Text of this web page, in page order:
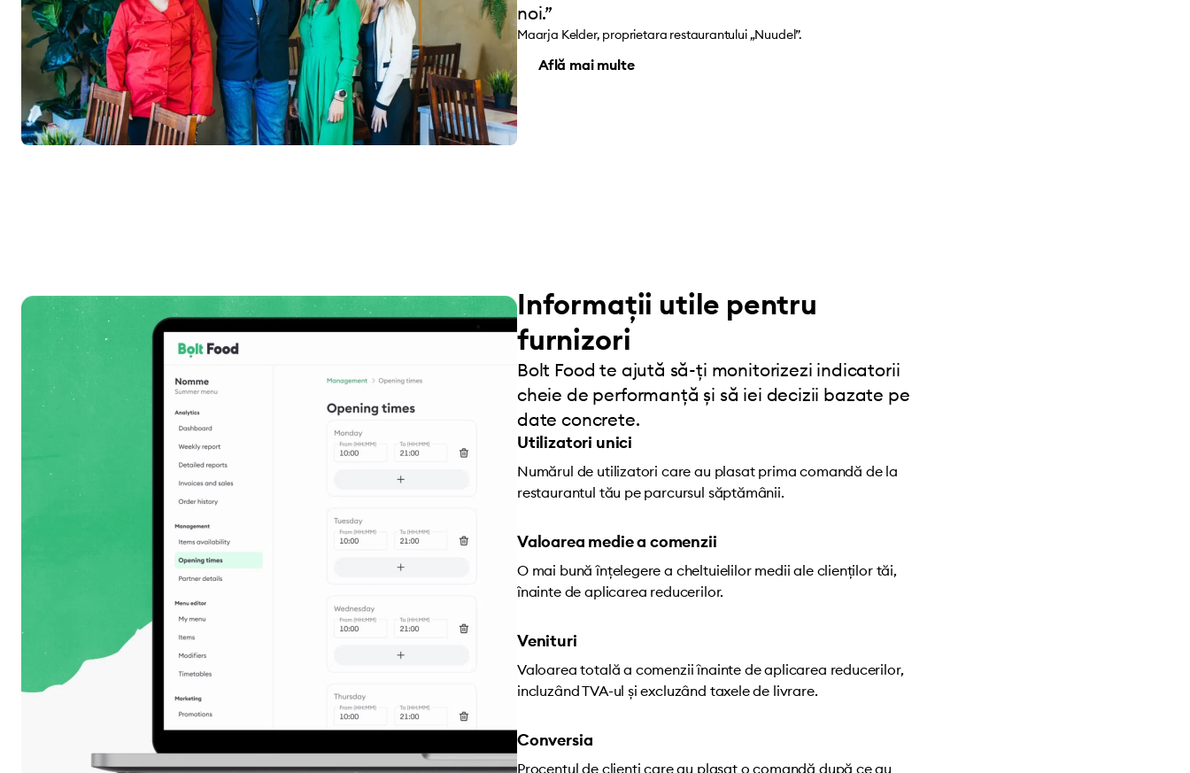
noi.”
Maarja Kelder, proprietara restaurantului „Nuudel”.
Află mai multe
Informații utile pentru
furnizori
Bolt Food te ajută să-ți monitorizezi indicatorii
cheie de performanță și să iei decizii bazate pe
date concrete.
Utilizatori unici
Numărul de utilizatori care au plasat prima comandă de la
restaurantul tău pe parcursul săptămânii.
Valoarea medie a comenzii
O mai bună înțelegere a cheltuielilor medii ale clienților tăi,
înainte de aplicarea reducerilor.
Venituri
Valoarea totală a comenzii înainte de aplicarea reducerilor,
incluzând TVA-ul și excluzând taxele de livrare.
Conversia
Procentul de clienți care au plasat o comandă după ce au